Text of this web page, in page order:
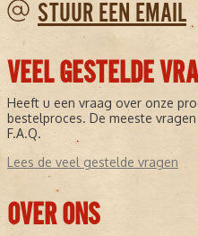
STUUR EEN EMAIL
VEEL GESTELDE
Heeft u een vraag over onze
bestelproces. De meeste
F.A.Q.
Lees de veel gestelde vragen
OVER ONS